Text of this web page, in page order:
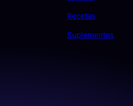
Recetas
Suplementos